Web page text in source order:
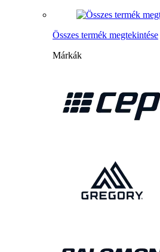
Összes termék megtekintése
Márkák